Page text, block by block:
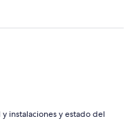
instalaciones y estado del